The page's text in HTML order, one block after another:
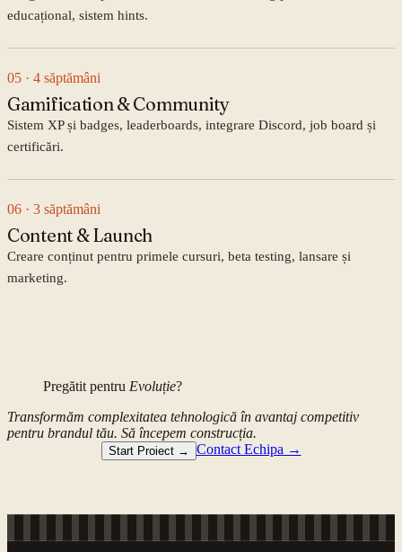
educațional, sistem hints.
05 · 4 săptămâni
Gamification & Community
Sistem XP și badges, leaderboards, integrare Discord, job board și
certificări.
06 · 3 săptămâni
Content & Launch
Creare conținut pentru primele cursuri, beta testing, lansare și
marketing.
Pregătit pentru Evoluție?
Transformăm complexitatea tehnologică în avantaj competitiv
pentru brandul tău. Să începem construcția.
Start Proiect → Contact Echipa →